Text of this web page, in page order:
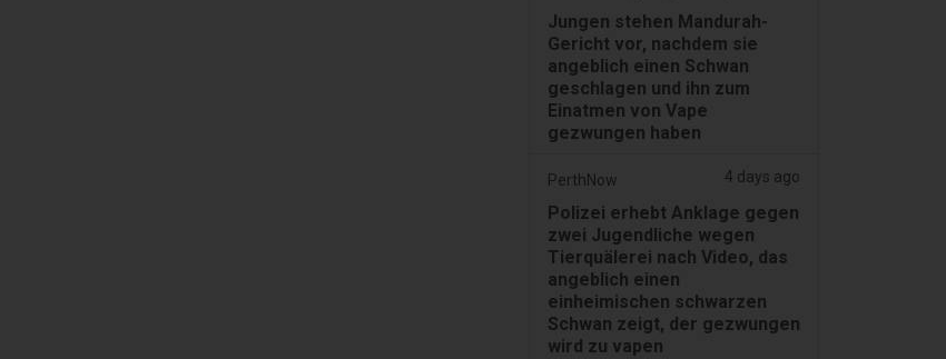
Jungen stehen Mandurah-
Gericht vor, nachdem sie
angeblich einen Schwan
geschlagen und ihn zum
Einatmen von Vape
gezwungen haben
PerthNow 4 days ago
Polizei erhebt Anklage gegen
zwei Jugendliche wegen
Tierquälerei nach Video, das
angeblich einen
einheimischen schwarzen
Schwan zeigt, der gezwungen
wird zu vapen